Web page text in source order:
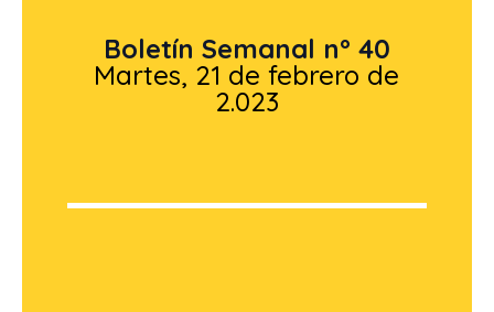
Boletín Semanal nº 40
Martes, 21 de febrero de
2.023